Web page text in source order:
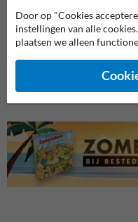
Straatnaambord met
Door op "Cookies
instellingen van alle
plaatsen we alleen